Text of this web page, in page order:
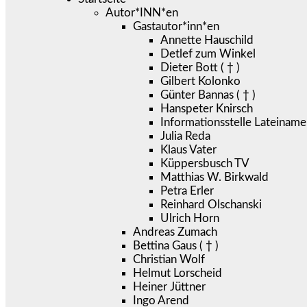
Autor*INN*en
Gastautor*inn*en
Annette Hauschild
Detlef zum Winkel
Dieter Bott ( † )
Gilbert Kolonko
Günter Bannas ( † )
Hanspeter Knirsch
Informationsstelle
Julia Reda
Klaus Vater
Küppersbusch TV
Matthias W. Birkwald
Petra Erler
Reinhard Olschanski
Ulrich Horn
Andreas Zumach
Bettina Gaus ( † )
Christian Wolf
Helmut Lorscheid
Heiner Jüttner
Ingo Arend